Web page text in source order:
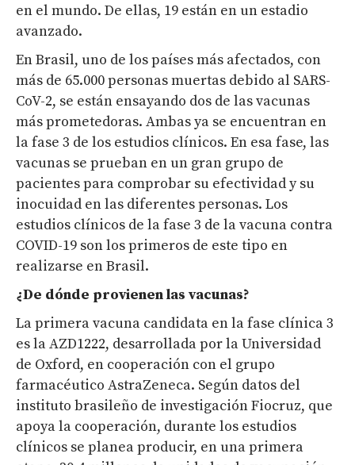
en el mundo. De ellas, 19 están en un estadio
avanzado.
En Brasil, uno de los países más afectados, con
más de 65.000 personas muertas debido al SARS-
CoV-2, se están ensayando dos de las vacunas
más prometedoras. Ambas ya se encuentran en
la fase 3 de los estudios clínicos. En esa fase, las
vacunas se prueban en un gran grupo de
pacientes para comprobar su efectividad y su
inocuidad en las diferentes personas. Los
estudios clínicos de la fase 3 de la vacuna contra
COVID-19 son los primeros de este tipo en
realizarse en Brasil.
¿De dónde provienen las vacunas?
La primera vacuna candidata en la fase clínica 3
es la AZD1222, desarrollada por la Universidad
de Oxford, en cooperación con el grupo
farmacéutico AstraZeneca. Según datos del
instituto brasileño de investigación Fiocruz, que
apoya la cooperación, durante los estudios
clínicos se planea producir, en una primera